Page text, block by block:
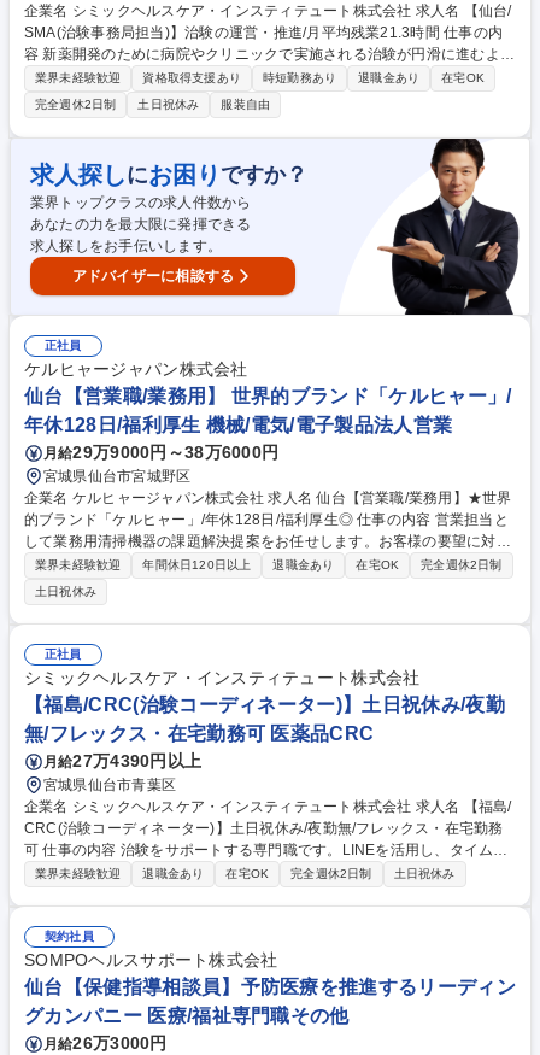
企業名 シミックヘルスケア・インスティテュート株式会社 求人名 【仙台/
SMA(治験事務局担当)】治験の運営・推進/月平均残業21.3時間 仕事の内
容 新薬開発のために病院やクリニックで実施される治験が円滑に進むよう
支援を行います。関係者との折衝や調整、事務業務を担当し、治験の運
営・推進を担います。※備考欄に1週間のスケジュール例を記載していま
す。 ■社内外の関係者との交渉・相談 ■院内スタッフとの調整支援 ■治験
実施の可能性を確認するための調査 ■治験に関する事務的業務の全体支援
【サポート体制】入社者の大半が未経験者のため、入社時研修やフォロー
アップ研修、OJT等、サポート体制が充実しています。 【働き方】外勤5
～7割：内勤3～5割 ※外勤：医療機関訪問 内勤：オフィス勤務 ※エリア
や時期により異なるため面接で詳細を説明します 募集職種 【仙台/SMA(治
験事務局担当)】治験の運営・推進/月平均残業21.3時間
業界未経験歓迎 資格取得支援あり 時短勤務あり 退職金あり
在宅OK
完全週休2日制
土日祝休み 服装自由
求人探しにお困り ですか？
業界トップクラスの求人件数から
あなたの力を最大限に発揮できる
求人探しをお手伝いします。
アドバイザーに相談する
正社員
ケルヒャージャパン株式会社
仙台【営業職/業務用】 世界的ブランド「ケルヒャー」/
年休128日/福利厚生 機械/電気/電子製品法人営業
月給29万9000円～38万6000円
宮城県仙台市宮城野区
企業名 ケルヒャージャパン株式会社 求人名 仙台【営業職/業務用】★世界
的ブランド「ケルヒャー」/年休128日/福利厚生◎ 仕事の内容 営業担当と
して業務用清掃機器の課題解決提案をお任せします。お客様の要望に対し
て製品本体/アクセサリー/洗剤等をコーディネートしながらお客様の困り
事を解決していただきます。 【営業スタイル】単なる製品販売ではなく、
お客様の業務課題に対して最適な製品や活用方法を提案する、コンサルテ
ィング型の営業です。 【取引先】営業活動は、代理店向けが約3割、エン
ドユーザーである、法人向けが約7割。大手企業への導入実績も多数ござ
います。 【導入実績】官公庁、工場、ホテル、商業施設など、多様な業種
に対して製品導入実績があります。幅広い業界知識と提案力が身につく環
境です。 募集職種 仙台【営業職/業務用】★世界的ブランド「ケルヒャ
ー」/年休128日/福利厚生◎
業界未経験歓迎 年間休日120日以上 退職金あり 在宅OK
完全週休2日制
土日祝休み
正社員
シミックヘルスケア・インスティテュート株式会社
【福島/CRC(治験コーディネーター)】土日祝休み/夜勤
無/フレックス・在宅勤務可 医薬品CRC
月給27万4390円以上
宮城県仙台市青葉区
企業名 シミックヘルスケア・インスティテュート株式会社 求人名 【福島/
CRC(治験コーディネーター)】土日祝休み/夜勤無/フレックス・在宅勤務
可 仕事の内容 治験をサポートする専門職です。LINEを活用し、タイムリ
ーにフォローができる体制があるため、未経験からでも安心です。また、
当医師の補助 ■院内スタッフとの調整 ■検査・投薬スケジュールの調整 ■
治験で得られるデータ管理 など ※医療行為は発生いたしません 【入社後
のイメージ】約10日の導入研修後、3ヵ月のOJTの中で徐々に業務を習得
していきます。未経験から入社し、活躍している先輩社員もたくさん在籍
しています。そのため、未経験の方も相談しやすい環境です。 募集職種
【福島/CRC(治験コーディネーター)】土日祝休み/夜勤無/フレックス・在
業界未経験歓迎 退職金あり 在宅OK 完全週休2日制 土日祝休み
契約社員
SOMPOヘルスサポート株式会社
仙台【保健指導相談員】予防医療を推進するリーディン
グカンパニー 医療/福祉専門職その他
月給26万3000円